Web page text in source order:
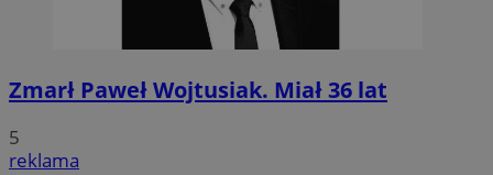
Zmarł Paweł Wojtusiak. Miał 36 lat
5
reklama